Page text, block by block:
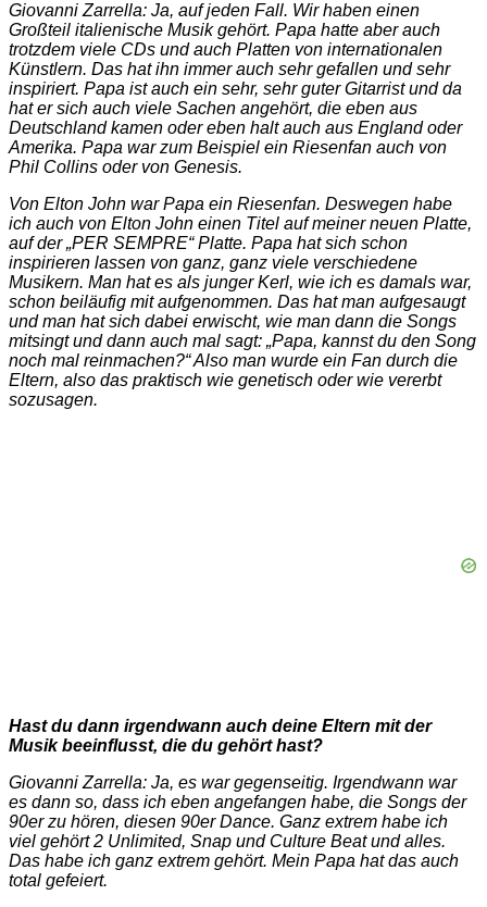
Giovanni Zarrella: Ja, auf jeden Fall. Wir haben einen
Großteil italienische Musik gehört. Papa hatte aber auch
trotzdem viele CDs und auch Platten von internationalen
Künstlern. Das hat ihn immer auch sehr gefallen und sehr
inspiriert. Papa ist auch ein sehr, sehr guter Gitarrist und da
hat er sich auch viele Sachen angehört, die eben aus
Deutschland kamen oder eben halt auch aus England oder
Amerika. Papa war zum Beispiel ein Riesenfan auch von
Phil Collins oder von Genesis.
Von Elton John war Papa ein Riesenfan. Deswegen habe
ich auch von Elton John einen Titel auf meiner neuen Platte,
auf der „PER SEMPRE“ Platte. Papa hat sich schon
inspirieren lassen von ganz, ganz viele verschiedene
Musikern. Man hat es als junger Kerl, wie ich es damals war,
schon beiläufig mit aufgenommen. Das hat man aufgesaugt
und man hat sich dabei erwischt, wie man dann die Songs
mitsingt und dann auch mal sagt: „Papa, kannst du den Song
noch mal reinmachen?“ Also man wurde ein Fan durch die
Eltern, also das praktisch wie genetisch oder wie vererbt
sozusagen.
Hast du dann irgendwann auch deine Eltern mit der
Musik beeinflusst, die du gehört hast?
Giovanni Zarrella: Ja, es war gegenseitig. Irgendwann war
es dann so, dass ich eben angefangen habe, die Songs der
90er zu hören, diesen 90er Dance. Ganz extrem habe ich
viel gehört 2 Unlimited, Snap und Culture Beat und alles.
Das habe ich ganz extrem gehört. Mein Papa hat das auch
total gefeiert.